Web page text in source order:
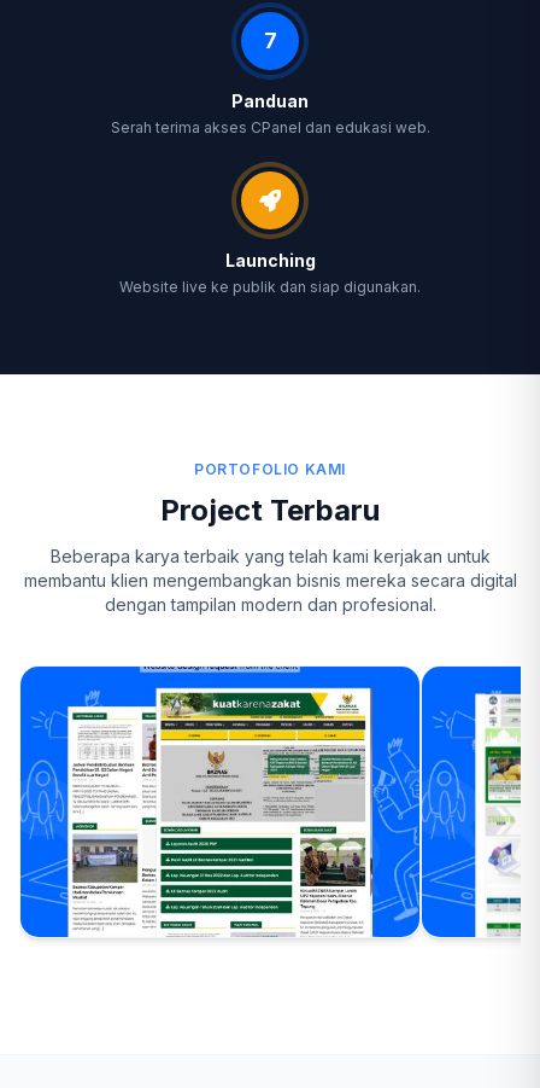
7
Panduan
Serah terima akses CPanel dan edukasi web.
Launching
Website live ke publik dan siap digunakan.
PORTOFOLIO KAMI
Project Terbaru
Beberapa karya terbaik yang telah kami kerjakan untuk
membantu klien mengembangkan bisnis mereka secara digital
dengan tampilan modern dan profesional.